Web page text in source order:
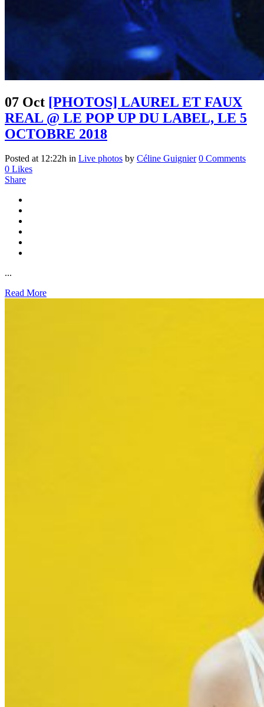
07 Oct [PHOTOS] LAUREL ET FAUX
REAL @ LE POP UP DU LABEL, LE 5
OCTOBRE 2018
Posted at 12:22h in Live photos by Céline Guignier 0 Comments
0 Likes
Share
...
Read More